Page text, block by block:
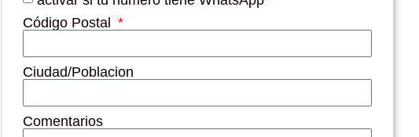
Código Postal
Ciudad/Poblacion
Comentarios